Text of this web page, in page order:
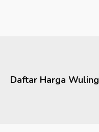
Daftar Harga Wuling